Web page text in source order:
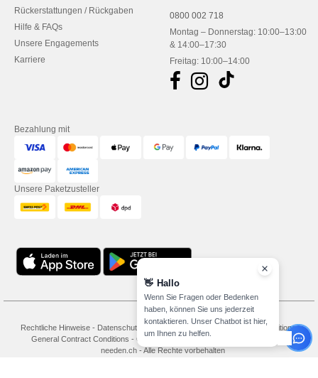
Rückerstattungen / Rückgaben
Hilfe & FAQs
Unsere Engagements
Karriere
0800 002 718
Montag – Donnerstag: 10:00–13:00
& 14:00–17:30
Freitag: 10:00–14:00
Bezahlung mit
Unsere Paketzusteller
Rechtliche Hinweise- Datenschutzbestimmungen Bedingungen und Konditionen-
General Contract Conditions - Cookie-Richtlinie-Site Map
Copyright 2026
needen.ch - Alle Rechte vorbehalten
👋 Hallo
Wenn Sie Fragen oder Bedenken
haben, können Sie uns jederzeit
kontaktieren. Unser Chatbot ist hier,
um Ihnen zu helfen.